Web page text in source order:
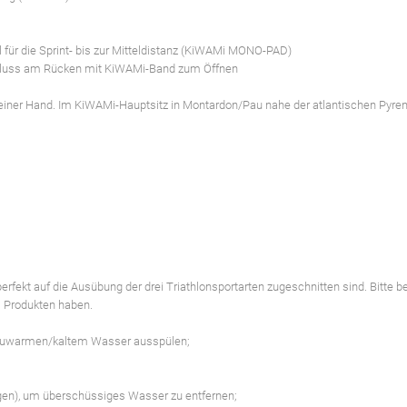
die Sprint- bis zur Mitteldistanz (KiWAMi MONO-PAD)
am Rücken mit KiWAMi-Band zum Öffnen
Hand. Im KiWAMi-Hauptsitz in Montardon/Pau nahe der atlantischen
auf die Ausübung der drei Triathlonsportarten zugeschnitten sind. Bitte
haben.
kaltem Wasser ausspülen;
um überschüssiges Wasser zu entfernen;